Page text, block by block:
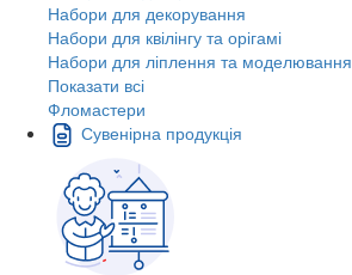
Набори для декорування
Набори для квілінгу та орігамі
Набори для ліплення та моделювання
Показати всі
Фломастери
Сувенірна продукція